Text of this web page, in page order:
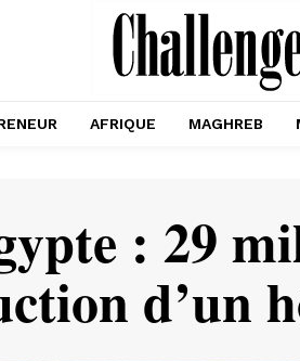
AFRIQUE MAGHREB
: 29
d’un